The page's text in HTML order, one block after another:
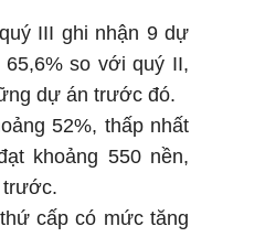
III ghi nhận 9 dự
so với quý II,
dự án trước đó.
52%, thấp nhất
khoảng 550 nền,
trước.
cấp có mức tăng